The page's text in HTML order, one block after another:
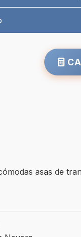
asas de